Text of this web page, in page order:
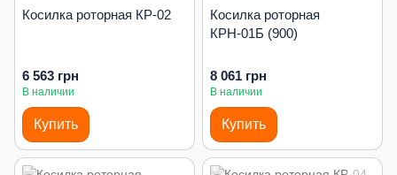
Косилка роторная КР-02
6 563 грн
В наличии
Купить
Косилка роторная
КРН-01Б (900)
8 061 грн
В наличии
Купить